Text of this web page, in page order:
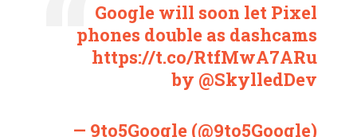
Google will soon let Pixel
phones double as dashcams
https://t.co/RtfMwA7ARu
by @SkylledDev
— 9to5Google (@9to5Google)